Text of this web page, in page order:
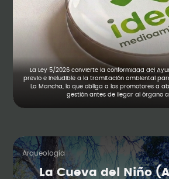
La Ley 5/2026 convierte la conformidad del
previo e ineludible a la tramitación ambiental
La Mancha, lo que obliga a los promotores a
gestión antes de llegar al órgano
Arqueología
La Cueva del Niño